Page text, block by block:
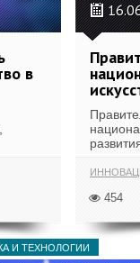
в
454
И ТЕХНОЛОГИИ